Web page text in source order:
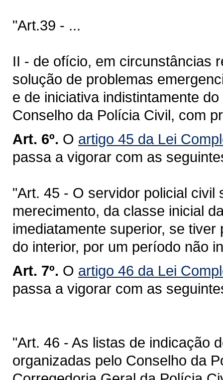
"Art.39 - ...
II - de ofício, em circunstâncias
solução de problemas
e de iniciativa indistintamente
Conselho da Polícia Civil, com
Art. 6º. O artigo 45 da Lei
passa a vigorar com as
"Art. 45 - O servidor policial
merecimento, da classe inicial
imediatamente superior, se
do interior, por um período não
Art. 7º. O artigo 46 da Lei
passa a vigorar com as
"Art. 46 - As listas de indicação
organizadas pelo Conselho da